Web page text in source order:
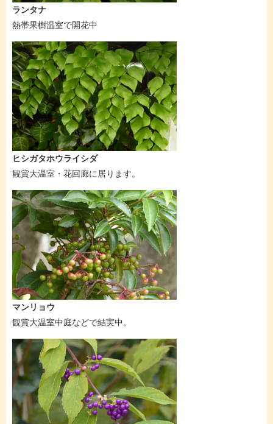
ランタナ
熱帯果樹温室で開花中
ヒシガタホウライシダ
観賞大温室・花回廊に居ります。
マンリョウ
観賞大温室中庭などで結実中。